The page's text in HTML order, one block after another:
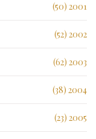
2001 (50)
2002 (52)
2003 (62)
2004 (38)
2005 (23)